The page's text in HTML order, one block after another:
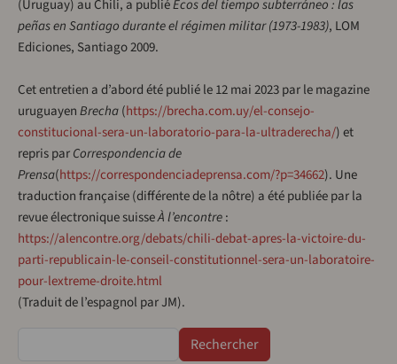
(Uruguay) au Chili, a publiéEcos del tiempo subterráneo : las
peñas en Santiago durante el régimen militar (1973-1983), LOM
Ediciones, Santiago 2009.
Cet entretien a d’abord été publié le 12 mai 2023 par le magazine
uruguayenBrecha(https://brecha.com.uy/el-consejo-
constitucional-sera-un-laboratorio-para-la-ultraderecha/) et
repris parCorrespondencia de
Prensa(https://correspondenciadeprensa.com/?p=34662). Une
traduction française (différente de la nôtre) a été publiée par la
revue électronique suisseÀ l’encontre:
https://alencontre.org/debats/chili-debat-apres-la-victoire-du-
parti-republicain-le-conseil-constitutionnel-sera-un-laboratoire-
pour-lextreme-droite.html
(Traduit de l’espagnol par JM).